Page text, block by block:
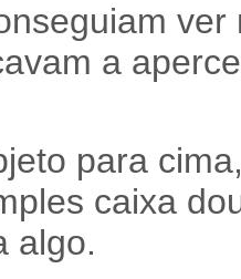
a
para
caixa
algo.